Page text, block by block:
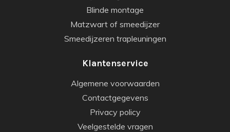
Blinde montage
Matzwart of smeedijzer
Smeedijzeren trapleuningen
Klantenservice
Algemene voorwaarden
Contactgegevens
Privacy policy
Veelgestelde vragen